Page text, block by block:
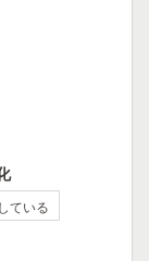
ている